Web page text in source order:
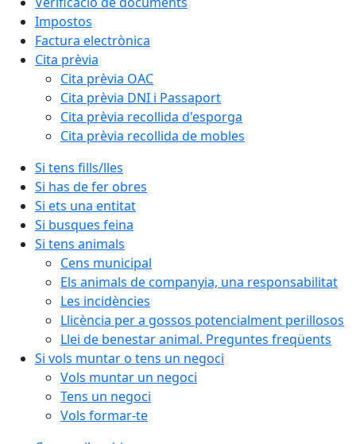
Impostos
Factura electrònica
Cita prèvia
Cita prèvia OAC
Cita prèvia DNI i Passaport
Cita prèvia recollida d'esporga
Cita prèvia recollida de mobles
Si tens fills/lles
Si has de fer obres
Si ets una entitat
Si busques feina
Si tens animals
Cens municipal
Els animals de companyia, una responsabilitat
Les incidències
Llicència per a gossos potencialment perillosos
Llei de benestar animal. Preguntes freqüents
Si vols muntar o tens un negoci
Vols muntar un negoci
Tens un negoci
Vols formar-te